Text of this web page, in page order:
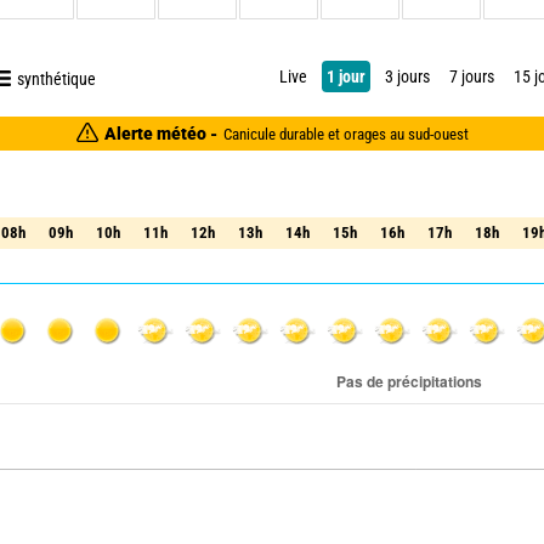
synthétique Live 1 jour 3 jours 7 jours 15
Alerte météo - Canicule durable et orages au sud-ouest
08h 09h 10h 11h 12h 13h 14h 15h 16h 17h 18h
08h 09h 10h 11h 12h 13h 14h 15h 16h 17h 18h 19h